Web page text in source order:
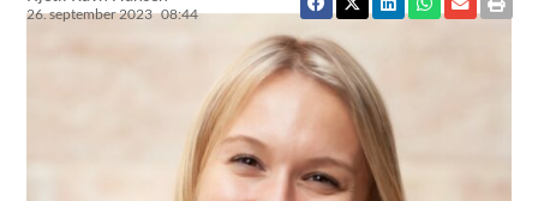
26. september 2023 08:44